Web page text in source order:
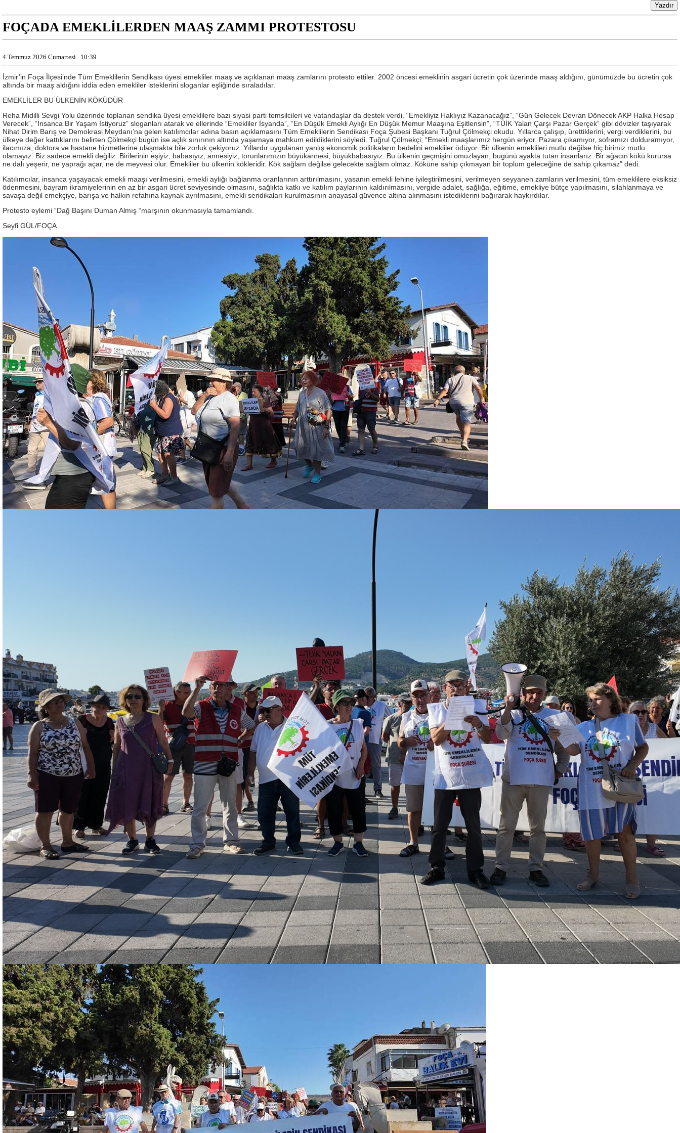
FOÇADA EMEKLİLERDEN MAAŞ ZAMMI PROTESTOSU
4 Temmuz 2026 Cumartesi 10:39
İzmir’in Foça İlçesi’nde Tüm Emeklilerin Sendikası üyesi emekliler maaş ve açıklanan maaş zamlarını protesto ettiler. 2002 öncesi emeklinin asgari ücretin çok üzerinde maaş aldığını, günümüzde bu ücretin çok
altında bir maaş aldığını iddia eden emekliler isteklerini sloganlar eşliğinde sıraladılar.
EMEKLİLER BU ÜLKENİN KÖKÜDÜR
Reha Midilli Sevgi Yolu üzerinde toplanan sendika üyesi emeklilere bazı siyasi parti temsilcileri ve vatandaşlar da destek verdi. “Emekliyiz Haklıyız Kazanacağız”, “Gün Gelecek Devran Dönecek AKP Halka Hesap
Verecek”, “İnsanca Bir Yaşam İstiyoruz” sloganları atarak ve ellerinde “Emekliler İsyanda”, “En Düşük Emekli Aylığı En Düşük Memur Maaşına Eşitlensin”, “TÜİK Yalan Çarşı Pazar Gerçek” gibi dövizler taşıyarak
Nihat Dirim Barış ve Demokrasi Meydanı’na gelen katılımcılar adına basın açıklamasını Tüm Emeklilerin Sendikası Foça Şubesi Başkanı Tuğrul Çölmekçi okudu. Yıllarca çalışıp, ürettiklerini, vergi verdiklerini, bu
ülkeye değer kattıklarını belirten Çölmekçi bugün ise açlık sınırının altında yaşamaya mahkum edildiklerini söyledi. Tuğrul Çölmekçi; “Emekli maaşlarımız hergün eriyor. Pazara çıkamıyor, soframızı dolduramıyor,
ilacımıza, doktora ve hastane hizmetlerine ulaşmakta bile zorluk çekiyoruz. Yıllardır uygulanan yanlış ekonomik politikaların bedelini emekliler ödüyor. Bir ülkenin emeklileri mutlu değilse hiç birimiz mutlu
olamayız. Biz sadece emekli değiliz. Birilerinin eşiyiz, babasıyız, annesiyiz, torunlarımızın büyükannesi, büyükbabasıyız. Bu ülkenin geçmişini omuzlayan, bugünü ayakta tutan insanlarız. Bir ağacın kökü kurursa
ne dalı yeşerir, ne yaprağı açar, ne de meyvesi olur. Emekliler bu ülkenin kökleridir. Kök sağlam değilse gelecekte sağlam olmaz. Köküne sahip çıkmayan bir toplum geleceğine de sahip çıkamaz” dedi.
Katılımcılar, insanca yaşayacak emekli maaşı verilmesini, emekli aylığı bağlanma oranlarının arttırılmasını, yasanın emekli lehine iyileştirilmesini, verilmeyen seyyanen zamların verilmesini, tüm emeklilere eksiksiz
ödenmesini, bayram ikramiyelerinin en az bir asgari ücret seviyesinde olmasını, sağlıkta katkı ve katılım paylarının kaldırılmasını, vergide adalet, sağlığa, eğitime, emekliye bütçe yapılmasını, silahlanmaya ve
savaşa değil emekçiye, barışa ve halkın refahına kaynak ayrılmasını, emekli sendikaları kurulmasının anayasal güvence altına alınmasını istediklerini bağırarak haykırdılar.
Protesto eylemi “Dağ Başını Duman Almış “marşının okunmasıyla tamamlandı.
Seyfi GÜL/FOÇA